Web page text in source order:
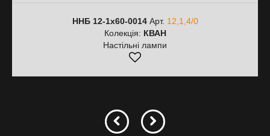
ННБ 12-1х60-0014Арт. 12,1,4/0
Колекція: КВАН
Настільні лампи